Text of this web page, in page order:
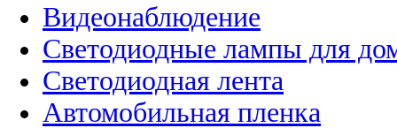
Видеонаблюдение
Светодиодные лампы для
Светодиодная лента
Автомобильная пленка